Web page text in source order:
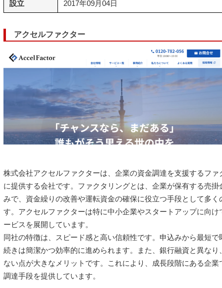
設立 2017年09月04日
アクセルファクター
株式会社アクセルファクターは、企業の資金調達を支援するフ
に提供する会社です。ファクタリングとは、企業が保有する売
みで、資金繰りの改善や運転資金の確保に役立つ手段として多
す。アクセルファクターは特に中小企業やスタートアップに向
ービスを展開しています。
同社の特徴は、スピード感と高い信頼性です。申込みから最短
続きは簡潔かつ効率的に進められます。また、銀行融資と異な
ない点が大きなメリットです。これにより、成長段階にある企
調達手段を提供しています。